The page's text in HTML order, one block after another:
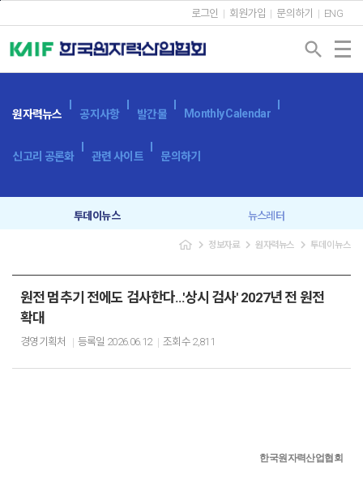
로그인 회원가입 문의하기 ENG
search
원자력뉴스 공지사항 발간물 Monthly Calendar
신고리 공론화 관련 사이트 문의하기
투데이뉴스 뉴스레터
navigate_next 정보자료 navigate_next원자력뉴스 navigate_next 투데이뉴스
원전 멈추기 전에도 검사한다…'상시 검사' 2027년 전 원전
확대
경영기획처 등록일 2026.06.12 조회수 2,811
한국원자력산업협회